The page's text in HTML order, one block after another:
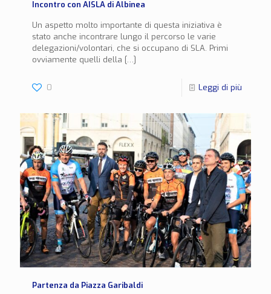
Incontro con AISLA di Albinea
Un aspetto molto importante di questa iniziativa è
stato anche incontrare lungo il percorso le varie
delegazioni/volontari, che si occupano di SLA. Primi
ovviamente quelli della […]
0 Leggi di più
Partenza da Piazza Garibaldi